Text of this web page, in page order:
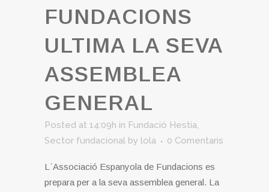
FUNDACIONS
ULTIMA LA SEVA
ASSEMBLEA
GENERAL
Posted at 14:09h in Fundació Hestia,
Sector fundacional by lola 0 Comentaris
L´Associació Espanyola de Fundacions es
prepara per a la seva assemblea general. La